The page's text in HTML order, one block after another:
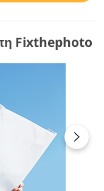
Fixthephoto